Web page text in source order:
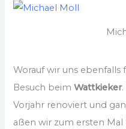
Worauf wir uns ebenfalls
Besuch beimWattkieker
Vorjahr renoviert und
aßen wir zum ersten